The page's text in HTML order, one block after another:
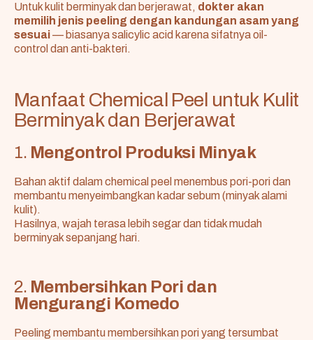
Untuk kulit berminyak dan berjerawat, dokter akan
memilih jenis peeling dengan kandungan asam yang
sesuai— biasanya salicylic acid karena sifatnya oil-
control dan anti-bakteri.
Manfaat Chemical Peel untuk Kulit
Berminyak dan Berjerawat
1. Mengontrol Produksi Minyak
Bahan aktif dalam chemical peel menembus pori-pori dan
membantu menyeimbangkan kadar sebum (minyak alami
kulit).
Hasilnya, wajah terasa lebih segar dan tidak mudah
berminyak sepanjang hari.
2. Membersihkan Pori dan
Mengurangi Komedo
Peeling membantu membersihkan pori yang tersumbat